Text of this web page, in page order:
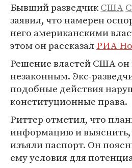
Бывший разведчикСША
заявил, что намерен
него американскими
этом он рассказалРИА
Решение властей США он
незаконным. Экс-
подобные действия
конституционные права.
Риттер отметил, что
информацию и выяснить,
изъяли паспорт. Он
ему условия для